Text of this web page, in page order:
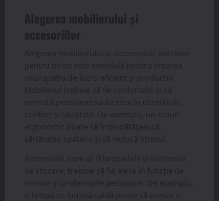
Alegerea mobilierului și
accesoriilor
Alegerea mobilierului și accesoriilor potrivite
pentru birou este esențială pentru crearea
unui spațiu de lucru eficient și productiv.
Mobilierul trebuie să fie confortabil și să
permită persoanei să lucreze în condiții de
confort și sănătate. De exemplu, un scaun
ergonomic poate să îmbunătățească
sănătatea spatelui și să reducă stresul.
Accesoriile, cum ar fi lampadele și sistemele
de stocare, trebuie să fie alese în funcție de
nevoile și preferințele persoanei. De exemplu,
o lampă cu lumină caldă poate să creeze o